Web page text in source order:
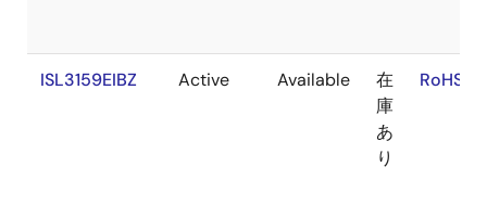
ISL3159EIBZ Active Available
在
庫
あ
り
RoHS:EN